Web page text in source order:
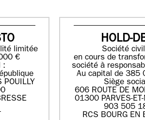
limitée
€
:
HOLD-
Société
en cours de
société à
Au capital de 385
Siège
606 ROUTE DE
01300 PARVES-ET-
903 505
RCS BOURG EN